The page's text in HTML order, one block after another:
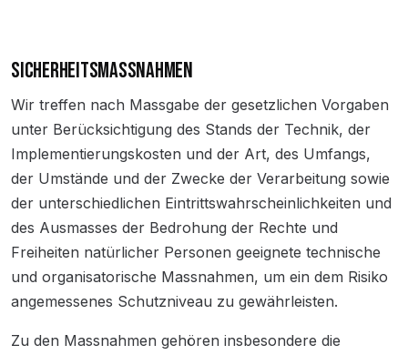
SICHERHEITSMASSNAHMEN
Wir treffen nach Massgabe der gesetzlichen Vorgaben
unter Berücksichtigung des Stands der Technik, der
Implementierungskosten und der Art, des Umfangs,
der Umstände und der Zwecke der Verarbeitung sowie
der unterschiedlichen Eintrittswahrscheinlichkeiten und
des Ausmasses der Bedrohung der Rechte und
Freiheiten natürlicher Personen geeignete technische
und organisatorische Massnahmen, um ein dem Risiko
angemessenes Schutzniveau zu gewährleisten.
Zu den Massnahmen gehören insbesondere die